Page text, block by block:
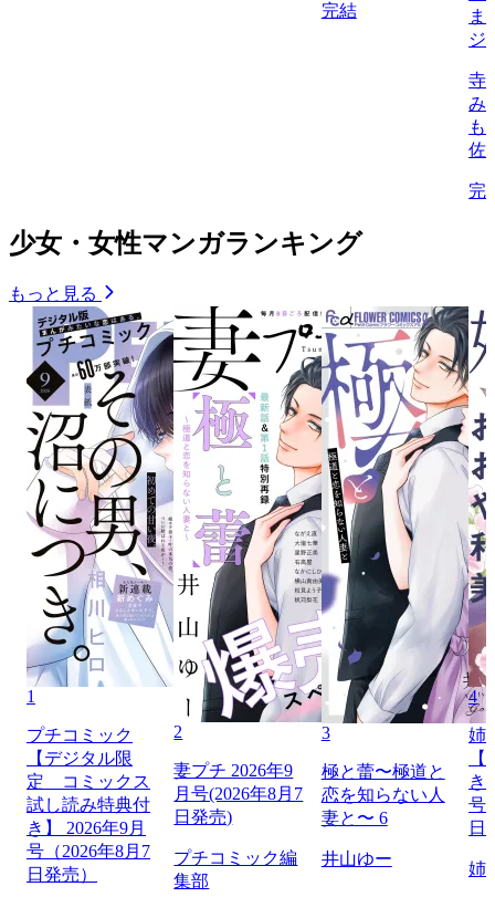
完結
ま
ジ
寺
み
も
佐
完
少女・女性マンガランキング
もっと見る
1
プチコミック
【デジタル限
定 コミックス
試し読み特典付
き】 2026年9月
号（2026年8月7
日発売）
2
妻プチ 2026年9
月号(2026年8月7
日発売)
プチコミック編
集部
3
極と蕾〜極道と
恋を知らない人
妻と〜 6
井山ゆー
4
姉
き
号
日
姉